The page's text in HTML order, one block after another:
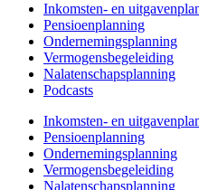
Inkomsten- en
Pensioenplanning
Ondernemingsplanning
Vermogensbegeleiding
Nalatenschapsplanning
Podcasts
Inkomsten- en
Pensioenplanning
Ondernemingsplanning
Vermogensbegeleiding
Nalatenschapsplanning